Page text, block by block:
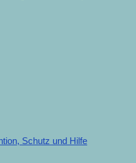
Schutz und Hilfe